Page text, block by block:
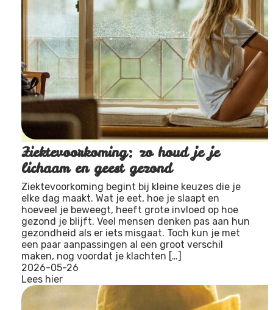
Ziektevoorkoming: zo houd je je
lichaam en geest gezond
Ziektevoorkoming begint bij kleine keuzes die je
elke dag maakt. Wat je eet, hoe je slaapt en
hoeveel je beweegt, heeft grote invloed op hoe
gezond je blijft. Veel mensen denken pas aan hun
gezondheid als er iets misgaat. Toch kun je met
een paar aanpassingen al een groot verschil
maken, nog voordat je klachten […]
2026-05-26
Lees hier